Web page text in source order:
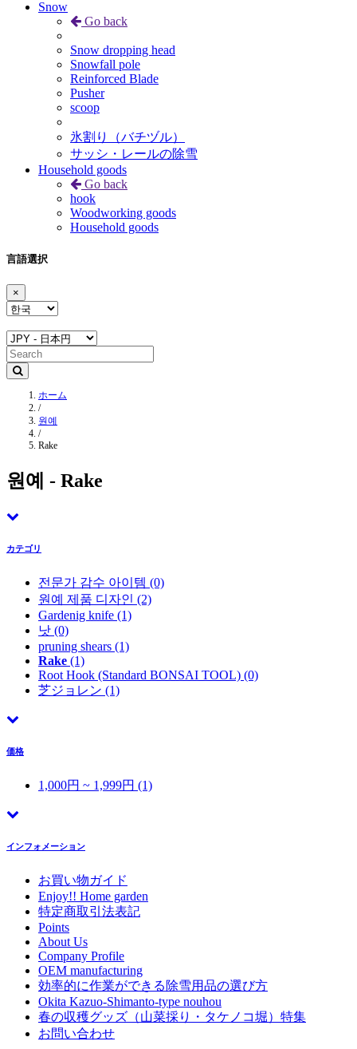
Snow
Go back
Snow dropping head
Snowfall pole
Reinforced Blade
Pusher
scoop
氷割り（バチヅル）
サッシ・レールの除雪
Household goods
Go back
hook
Woodworking goods
Household goods
言語選択
×
ホーム
/
원예
/
Rake
원예 - Rake
カテゴリ
전문가 감수 아이템 (0)
원예 제품 디자인 (2)
Gardenig knife (1)
낫 (0)
pruning shears (1)
Rake (1)
Root Hook (Standard BONSAI TOOL) (0)
芝ジョレン (1)
価格
1,000円 ~ 1,999円 (1)
インフォメーション
お買い物ガイド
Enjoy!! Home garden
特定商取引法表記
Points
About Us
Company Profile
OEM manufacturing
効率的に作業ができる除雪用品の選び方
Okita Kazuo-Shimanto-type nouhou
春の収穫グッズ（山菜採り・タケノコ堀）特集
お問い合わせ